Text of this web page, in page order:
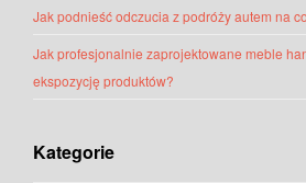
Jak podnieść odczucia z podróży autem na
Jak profesjonalnie zaprojektowane meble
ekspozycję produktów?
Kategorie